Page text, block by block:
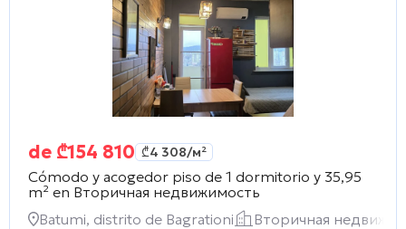
de ₾154 810 ₾4 308/м²
Cómodo y acogedor piso de 1 dormitorio y 35,95
m² en Вторичная недвижимость
Batumi, distrito de Bagrationi
Вторичная